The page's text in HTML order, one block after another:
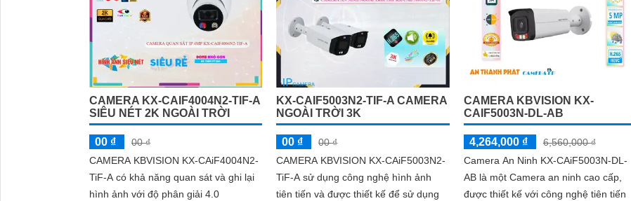
rõ ràng trong mọi điều kiện ánh sáng
phức tạp như ngược sáng mạnh hay
thiếu sáng
CAMERA KX-CAIF4004N2-TIF-A
SIÊU NÉT 2K NGOÀI TRỜI
00 ₫
00 ₫
CAMERA KBVISION KX-CAiF4004N2-
TiF-A có khả năng quan sát và ghi lại
hình ảnh với độ phân giải 4.0
KX-CAIF5003N2-TIF-A CAMERA
NGOÀI TRỜI 3K
00 ₫
00 ₫
CAMERA KBVISION KX-CAiF5003N2-
TiF-A sử dụng công nghệ hình ảnh
tiên tiến và được thiết kế để sử dụng
CAMERA KBVISION KX-
CAIF5003N-DL-AB
4,264,000 ₫
6,560,000 ₫
Camera An Ninh KX-CAiF5003N-DL-
AB là một Camera an ninh cao cấp,
được thiết kế với công nghệ tiên tiến